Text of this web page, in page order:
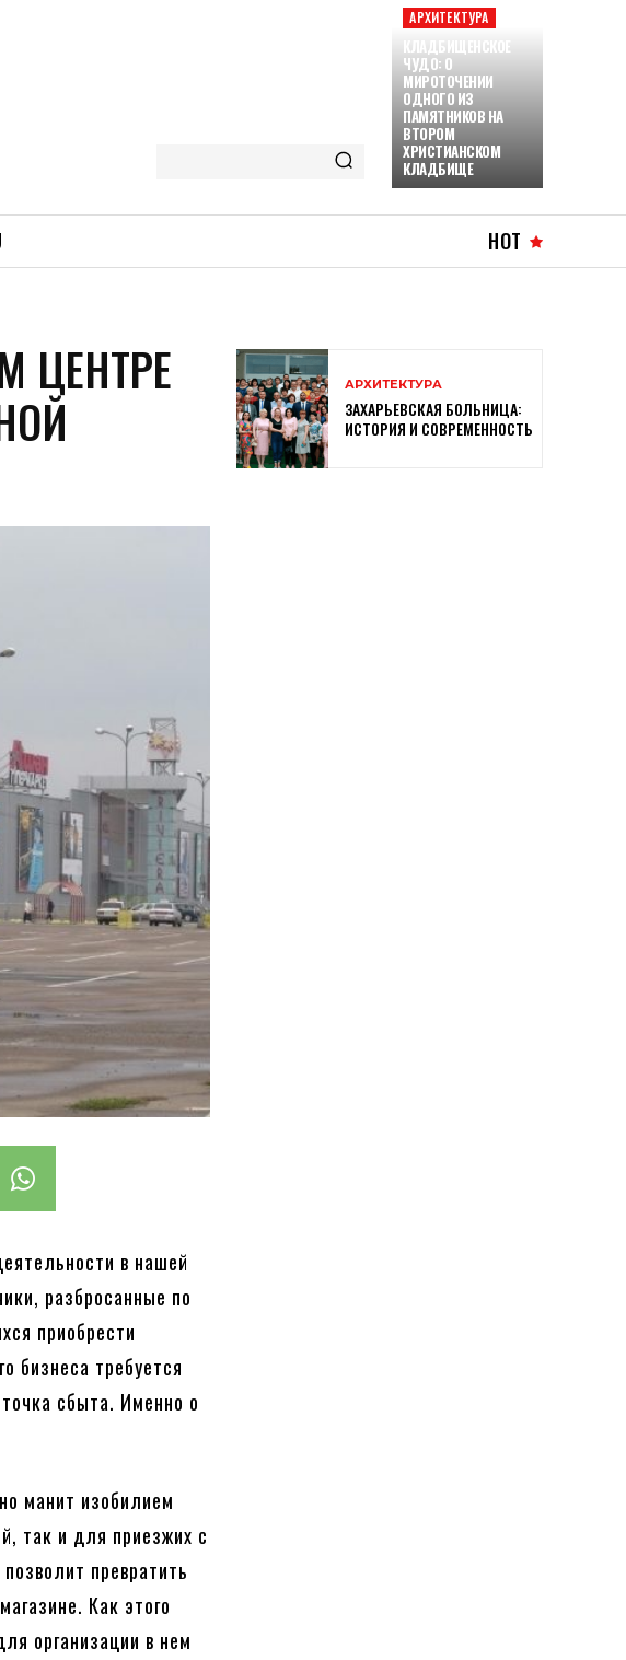
АРХИТЕКТУРА
КЛАДБИЩЕНСКОЕ
ЧУДО: О
МИРОТОЧЕНИИ
ОДНОГО ИЗ
ПАМЯТНИКОВ НА
ВТОРОМ
ХРИСТИАНСКОМ
КЛАДБИЩЕ
HOT
ЦЕНТРЕ
в нашей
разбросанные по
приобрести
бизнеса требуется
сбыта. Именно о
манит изобилием
так и для приезжих с
превратить
Как этого
организации в нем
АРХИТЕКТУРА
ЗАХАРЬЕВСКАЯ БОЛЬНИЦА:
ИСТОРИЯ И СОВРЕМЕННОСТЬ